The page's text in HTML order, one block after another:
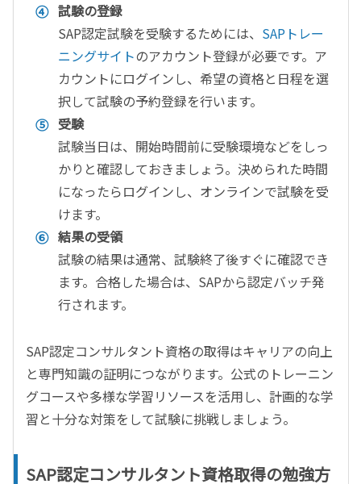
試験の登録
SAP認定試験を受験するためには、 SAPトレー
ニングサイトのアカウント登録が必要です。ア
カウントにログインし、希望の資格と日程を選
択して試験の予約登録を行います。
受験
試験当日は、開始時間前に受験環境などをしっ
かりと確認しておきましょう。決められた時間
になったらログインし、オンラインで試験を受
けます。
結果の受領
試験の結果は通常、試験終了後すぐに確認でき
ます。合格した場合は、SAPから認定バッチ発
行されます。
SAP認定コンサルタント資格の取得はキャリアの向上
と専門知識の証明につながります。公式のトレーニン
グコースや多様な学習リソースを活用し、計画的な学
習と十分な対策をして試験に挑戦しましょう。
SAP認定コンサルタント資格取得の勉強方